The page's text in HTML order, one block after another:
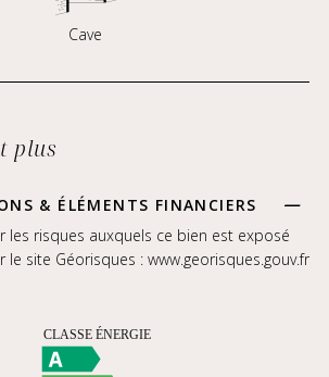
Cave
plus
& ÉLÉMENTS FINANCIERS
les risques auxquels ce bien est exposé
le site Géorisques : www.georisques.gouv.fr